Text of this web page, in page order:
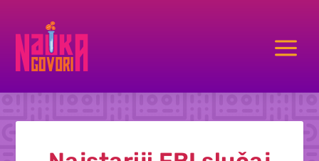
a